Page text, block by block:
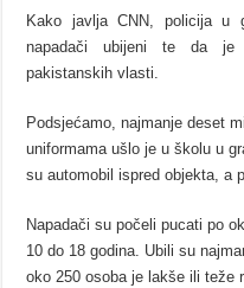
Kako javlja CNN, policija u
napadači ubijeni te da je
pakistanskih vlasti.
Podsjećamo, najmanje deset
uniformama ušlo je u školu u
su automobil ispred objekta, a
Napadači su počeli pucati po
10 do 18 godina. Ubili su
oko 250 osoba je lakše ili teže